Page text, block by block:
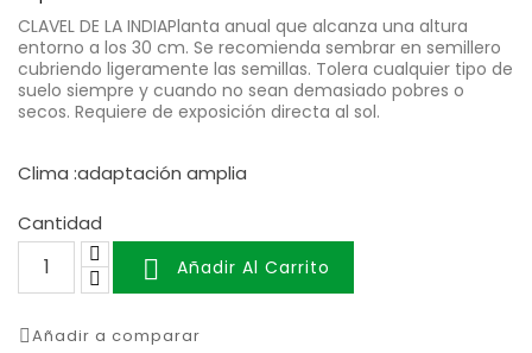
CLAVEL DE LA INDIAPlanta anual que alcanza una altura
entorno a los 30 cm. Se recomienda sembrar en semillero
cubriendo ligeramente las semillas. Tolera cualquier tipo de
suelo siempre y cuando no sean demasiado pobres o
secos. Requiere de exposición directa al sol.
Clima :adaptación amplia
Cantidad
 Añadir Al Carrito
Añadir a comparar